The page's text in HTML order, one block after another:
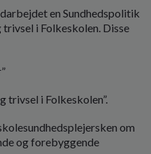
en Sundhedspolitik
trivsel i Folkeskolen. Disse
trivsel i Folkeskolen”.
om
og forebyggende